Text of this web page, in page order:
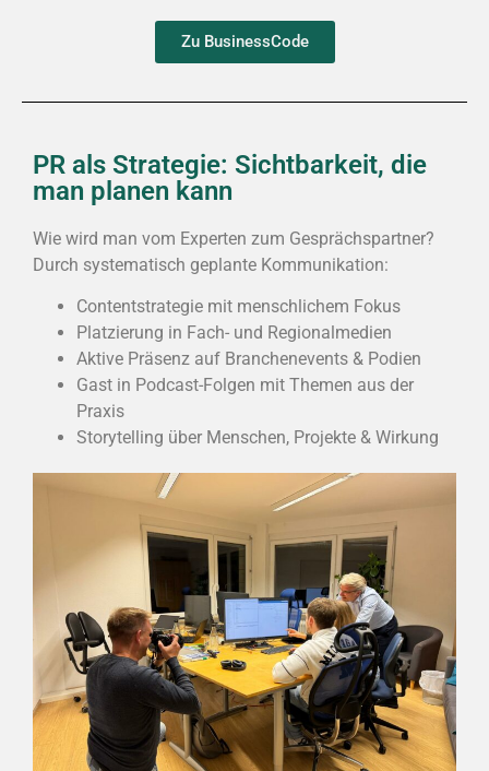
Zu BusinessCode
PR als Strategie: Sichtbarkeit, die
man planen kann
Wie wird man vom Experten zum Gesprächspartner?
Durch systematisch geplante Kommunikation:
Contentstrategie mit menschlichem Fokus
Platzierung in Fach- und Regionalmedien
Aktive Präsenz auf Branchenevents & Podien
Gast in Podcast-Folgen mit Themen aus der
Praxis
Storytelling über Menschen, Projekte & Wirkung